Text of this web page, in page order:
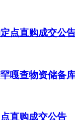
点直购成交公
嘎查物资储备
直购成交公告